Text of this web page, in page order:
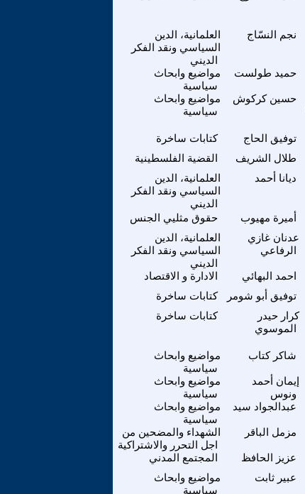
العلمانية، الدين
السياسي ونقد الفكر
الديني
نجم النسّاج
مواضيع وابحاث
سياسية
حميد طولست
مواضيع وابحاث
سياسية
حسين كركوش
كتابات ساخرة توفيق الحاج
القضية الفلسطينية
طلال الشريف
العلمانية، الدين
السياسي ونقد الفكر
الديني
ديانا أحمد
حقوق مثليي الجنس أميرة مهيوب
العلمانية، الدين
السياسي ونقد الفكر
الديني
عدنان غازي
الرفاعي
الادارة و الاقتصاد احمد البهائي
كتابات ساخرة
توفيق أبو شومر
كتابات ساخرة
كرار حيدر
الموسوي
مواضيع وابحاث
سياسية
شاكر كتاب
مواضيع وابحاث
سياسية
إيمان أحمد
ونوس
مواضيع وابحاث
سياسية
عبدالجواد سيد
الشهداء والمضحين من
اجل التحرر والاشتراكية
مزمل الباقر
المجتمع المدني عزيز الحافظ
مواضيع وابحاث
سياسية
عبير ثابت